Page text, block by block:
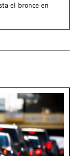
el bronce en